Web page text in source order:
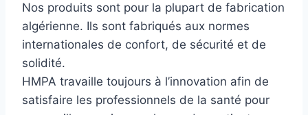
Nos produits sont pour la plupart de fabrication
algérienne. Ils sont fabriqués aux normes
internationales de confort, de sécurité et de
solidité.
HMPA travaille toujours à l’innovation afin de
satisfaire les professionnels de la santé pour